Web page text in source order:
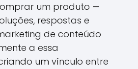
um produto —
respostas e
de conteúdo
a essa
um vínculo entre